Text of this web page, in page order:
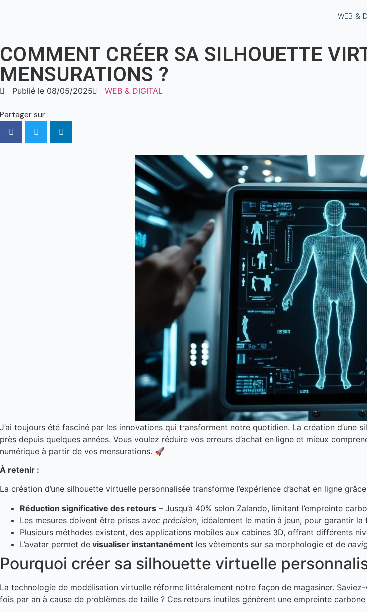
WEB &
COMMENT CRÉER SA SILHOUETTE
MENSURATIONS ?
Publié le 08/05/2025 WEB & DIGITAL
Partager sur :
J’ai toujours été fasciné par les innovations qui transforment notre quotidien. La création
près depuis quelques années. Vous voulez réduire vos erreurs d’achat en ligne et mieux
numérique à partir de vos mensurations. 🚀
À retenir :
La création d’une silhouette virtuelle personnalisée transforme l’expérience d’achat en ligne
Réduction significative des retours – Jusqu’à 40% selon Zalando, limitant l’empreinte
Les mesures doivent être prises avec précision, idéalement le matin à jeun, pour garantir la
Plusieurs méthodes existent, des applications mobiles aux cabines 3D, offrant différents
L’avatar permet de visualiser instantanément les vêtements sur sa morphologie et de
Pourquoi créer sa silhouette virtuelle
La technologie de modélisation virtuelle réforme littéralement notre façon de magasiner. Saviez-
fois par an à cause de problèmes de taille ? Ces retours inutiles génèrent une empreinte